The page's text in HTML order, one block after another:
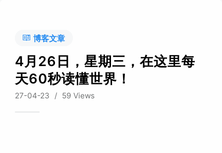
博客文章
4月26日，星期三，在这里每
天60秒读懂世界！
27-04-23 / 59 Views